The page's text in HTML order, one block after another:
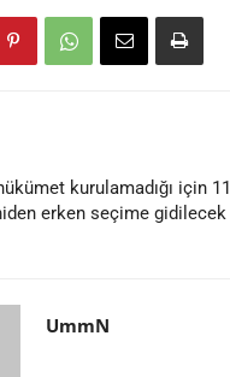
kurulamadığı için 11
erken seçime gidilecek
UmmN